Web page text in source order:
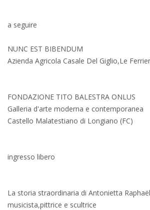
a seguire
NUNC EST BIBENDUM
Azienda Agricola Casale Del Giglio,Le
FONDAZIONE TITO BALESTRA ONLUS
Galleria d'arte moderna e contemporanea
Castello Malatestiano di Longiano (FC)
ingresso libero
La storia straordinaria di Antonietta
musicista,pittrice e scultrice